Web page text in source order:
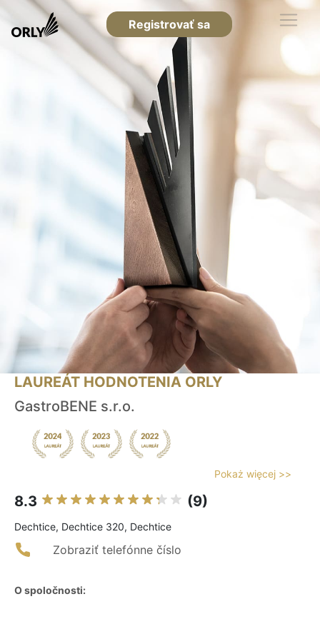
Registrovať sa
LAUREÁT HODNOTENIA ORLY
GastroBENE s.r.o.
Pokaż więcej >>
8.3 (9)
Dechtice, Dechtice 320, Dechtice
Zobraziť telefónne číslo
O spoločnosti: